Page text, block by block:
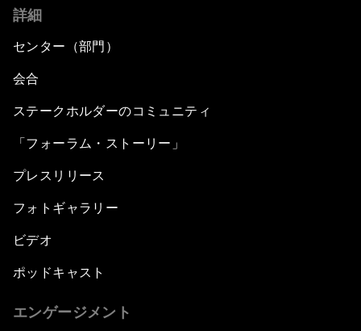
詳細
センター（部門）
会合
ステークホルダーのコミュニティ
「フォーラム・ストーリー」
プレスリリース
フォトギャラリー
ビデオ
ポッドキャスト
エンゲージメント